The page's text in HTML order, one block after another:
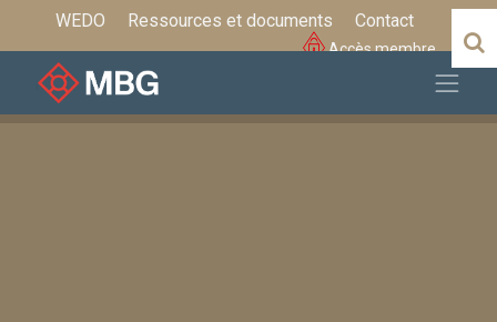
WEDO Ressources et documents Contact
Accès membre